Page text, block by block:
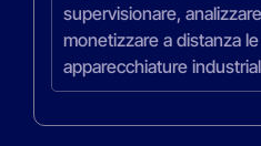
supervisionare,
monetizzare a distanza le
apparecchiature